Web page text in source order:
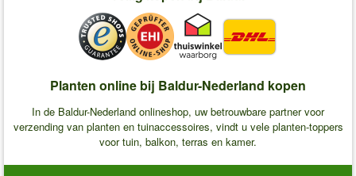
Planten online bij Baldur-Nederland kopen
In de Baldur-Nederland onlineshop, uw betrouwbare partner voor
verzending van planten en tuinaccessoires, vindt u vele planten-toppers
voor tuin, balkon, terras en kamer.